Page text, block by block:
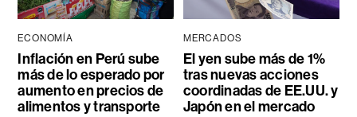
ECONOMÍA
Inflación en Perú sube
más de lo esperado por
aumento en precios de
alimentos y transporte
MERCADOS
El yen sube más de 1%
tras nuevas acciones
coordinadas de EE.UU. y
Japón en el mercado